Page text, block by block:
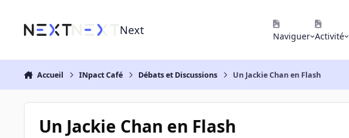
Next Naviguer Activité
Accueil INpact Café Débats et Discussions Un Jackie Chan en Flash
Un Jackie Chan en Flash